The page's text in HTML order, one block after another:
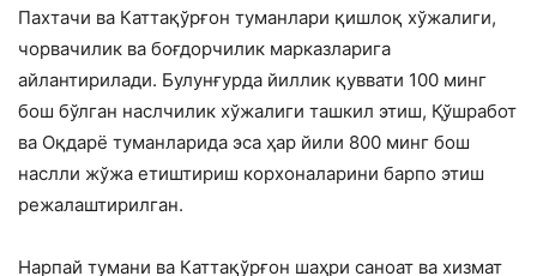
Пахтачи ва Каттақўрғон туманлари қишлоқ хўжалиги,
чорвачилик ва боғдорчилик марказларига
айлантирилади. Булунғурда йиллик қуввати 100 минг
бош бўлган наслчилик хўжалиги ташкил этиш, Қўшработ
ва Оқдарё туманларида эса ҳар йили 800 минг бош
наслли жўжа етиштириш корхоналарини барпо этиш
режалаштирилган.
Нарпай тумани ва Каттақўрғон шаҳри саноат ва хизмат